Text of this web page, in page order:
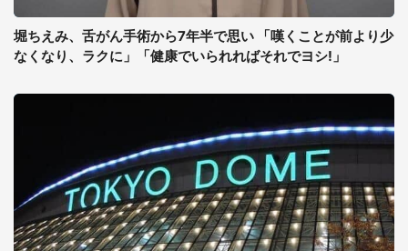
堀ちえみ、舌がん手術から7年半で思い 「嘆くことが前より少
なくなり、ラクに」「健康でいられればそれでヨシ!」